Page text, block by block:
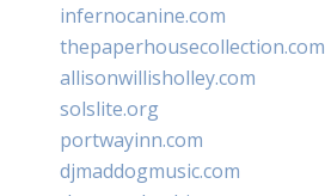
infernocanine.com
thepaperhousecollection.com
allisonwillisholley.com
solslite.org
portwayinn.com
djmaddogmusic.com